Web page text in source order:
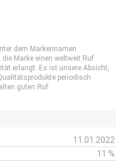
dem Markennamen
die Marke einen weltweit Ruf
erlangt. Es ist unsere Absicht,
periodisch
guten Ruf
11.01.2022
11 %